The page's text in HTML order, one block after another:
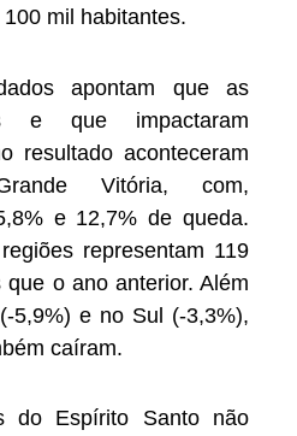
mil habitantes.
apontam que as
e que impactaram
resultado aconteceram
Vitória, com,
e 12,7% de queda.
representam 119
o ano anterior. Além
5,9%) e no Sul (-3,3%),
caíram.
do Espírito Santo não